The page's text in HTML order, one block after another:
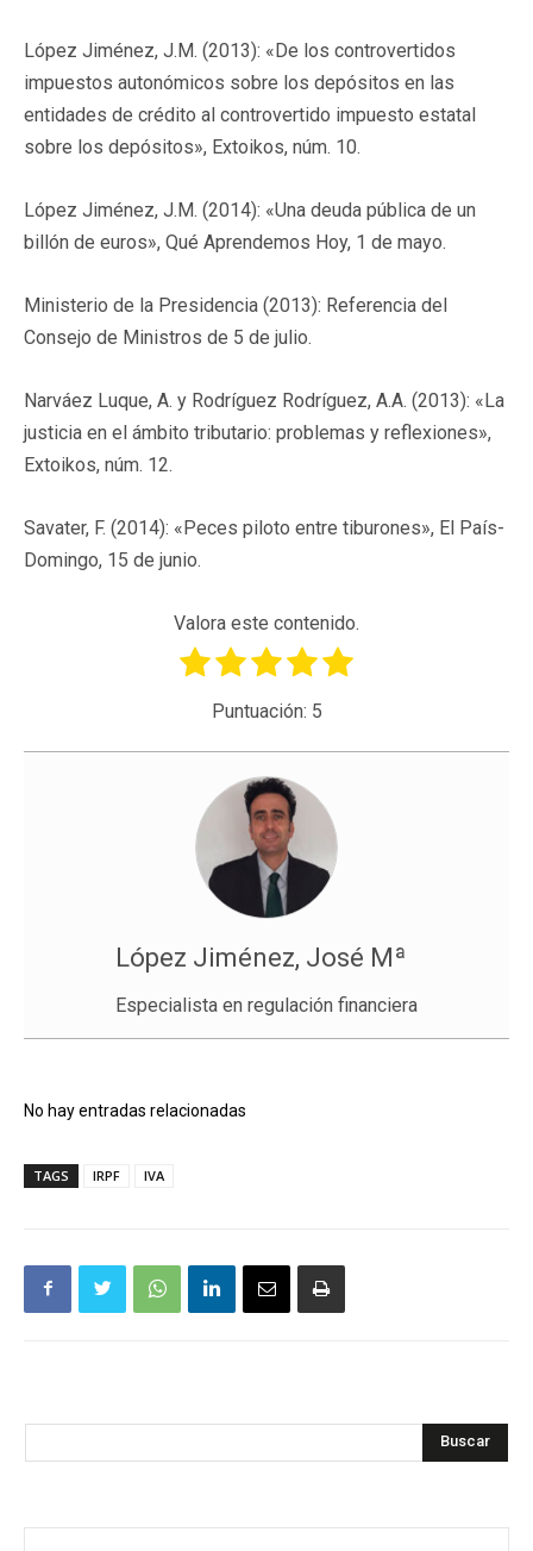
López Jiménez, J.M. (2013): «De los controvertidos
impuestos autonómicos sobre los depósitos en las
entidades de crédito al controvertido impuesto estatal
sobre los depósitos», Extoikos, núm. 10.
López Jiménez, J.M. (2014): «Una deuda pública de un
billón de euros», Qué Aprendemos Hoy, 1 de mayo.
Ministerio de la Presidencia (2013): Referencia del
Consejo de Ministros de 5 de julio.
Narváez Luque, A. y Rodríguez Rodríguez, A.A. (2013): «La
justicia en el ámbito tributario: problemas y reflexiones»,
Extoikos, núm. 12.
Savater, F. (2014): «Peces piloto entre tiburones», El País-
Domingo, 15 de junio.
Valora este contenido.
Puntuación: 5
López Jiménez, José Mª
Especialista en regulación financiera
No hay entradas relacionadas
TAGS IRPF IVA
Buscar